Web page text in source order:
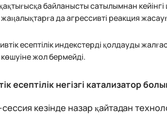
байланысты сатылымнан кейінгі
жаңалықтарға да агрессивті реакция
есептілік индекстерді қолдауды
жол бермейді.
есептілік негізгі катализатор
кезінде назар қайтадан